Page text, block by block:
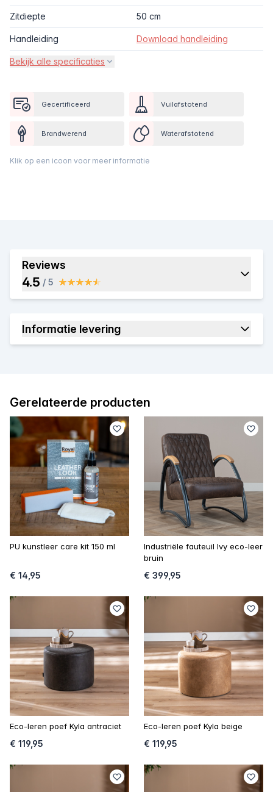
Zitdiepte 50 cm
Handleiding Download handleiding
Bekijk alle specificaties
Gecertificeerd Vuilafstotend
Brandwerend Waterafstotend
Klik op een icoon voor meer informatie
Reviews
4.5 / 5
Informatie levering
Gerelateerde producten
PU kunstleer care kit 150 ml
€ 14,95
Industriële fauteuil Ivy eco-leer
bruin
€ 399,95
Eco-leren poef Kyla antraciet
€ 119,95
Eco-leren poef Kyla beige
€ 119,95